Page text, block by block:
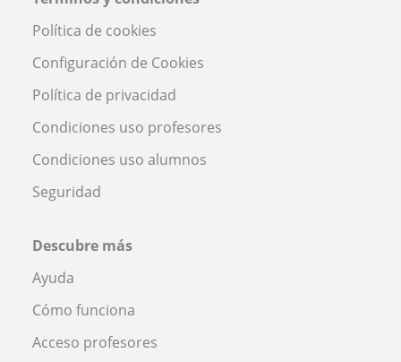
Política de cookies
Configuración de Cookies
Política de privacidad
Condiciones uso profesores
Condiciones uso alumnos
Seguridad
Descubre más
Ayuda
Cómo funciona
Acceso profesores